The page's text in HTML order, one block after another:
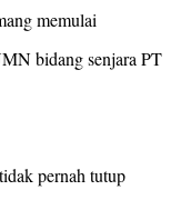
memulai
bidang senjara PT
pernah tutup